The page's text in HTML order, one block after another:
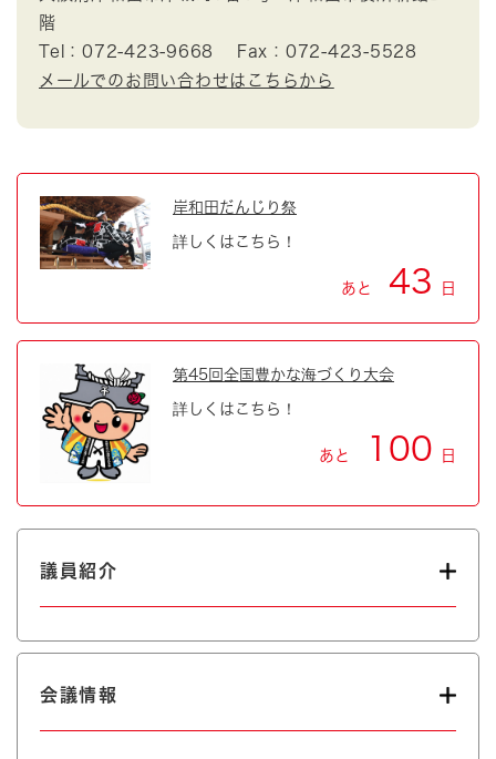
階
Tel：072-423-9668
Fax：072-423-5528
メールでのお問い合わせはこちらから
岸和田だんじり祭
詳しくはこちら！
あと 43 日
第45回全国豊かな海づくり大会
詳しくはこちら！
あと 100 日
議員紹介
会議情報